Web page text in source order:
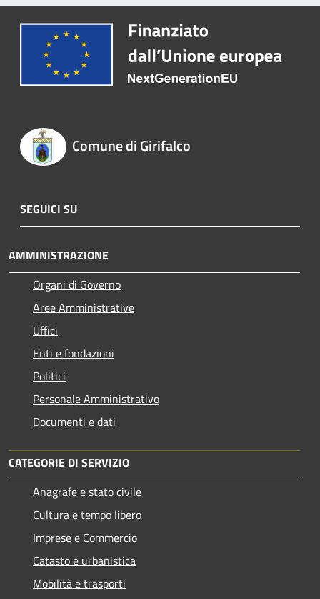
Comune di Girifalco
SEGUICI SU
AMMINISTRAZIONE
Organi di Governo
Aree Amministrative
Uffici
Enti e fondazioni
Politici
Personale Amministrativo
Documenti e dati
CATEGORIE DI SERVIZIO
Anagrafe e stato civile
Cultura e tempo libero
Imprese e Commercio
Catasto e urbanistica
Mobilità e trasporti